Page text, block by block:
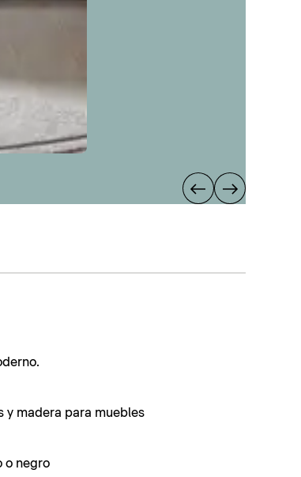
y madera para muebles
o negro